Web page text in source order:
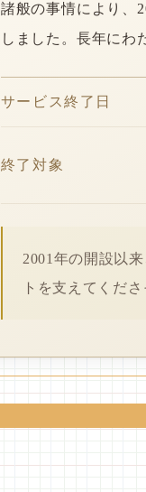
諸般の事情により、
しました。長年にわ
サービス終了日
終了対象
2001年の開設以
トを支えてくだ